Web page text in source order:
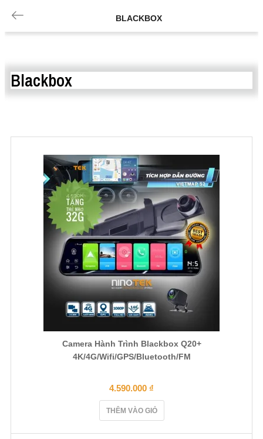
BLACKBOX
Blackbox
Camera Hành Trình Blackbox Q20+
4K/4G/Wifi/GPS/Bluetooth/FM
4.590.000 ₫
THÊM VÀO GIỎ